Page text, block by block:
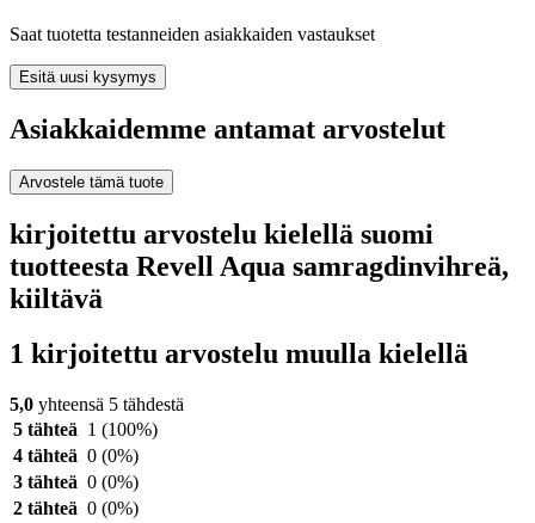
Saat tuotetta testanneiden asiakkaiden vastaukset
Esitä uusi kysymys
Asiakkaidemme antamat arvostelut
Arvostele tämä tuote
kirjoitettu arvostelu kielellä suomi
tuotteesta Revell Aqua samragdinvihreä,
kiiltävä
1 kirjoitettu arvostelu muulla kielellä
5,0 yhteensä 5 tähdestä
5 tähteä 1 (100%)
4 tähteä 0 (0%)
3 tähteä 0 (0%)
2 tähteä 0 (0%)